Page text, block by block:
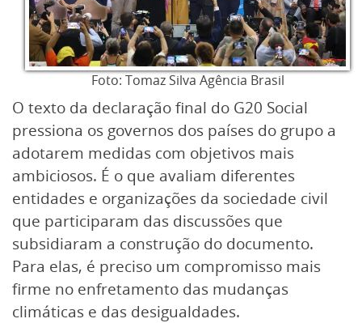
Foto: Tomaz Silva Agência Brasil
O texto da declaração final do G20 Social
pressiona os governos dos países do grupo a
adotarem medidas com objetivos mais
ambiciosos. É o que avaliam diferentes
entidades e organizações da sociedade civil
que participaram das discussões que
subsidiaram a construção do documento.
Para elas, é preciso um compromisso mais
firme no enfretamento das mudanças
climáticas e das desigualdades.